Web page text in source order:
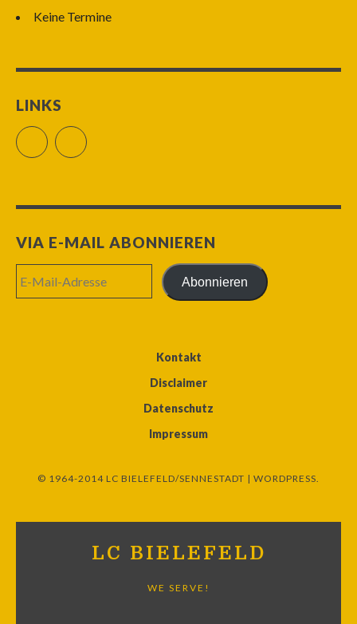
Keine Termine
LINKS
FacebookRSS Feed
VIA E-MAIL ABONNIEREN
Mail-
Adresse
Abonnieren
Kontakt
Disclaimer
Datenschutz
Impressum
© 1964-2014 LC BIELEFELD/SENNESTADT | WORDPRESS.
LC BIELEFELD
WE SERVE!